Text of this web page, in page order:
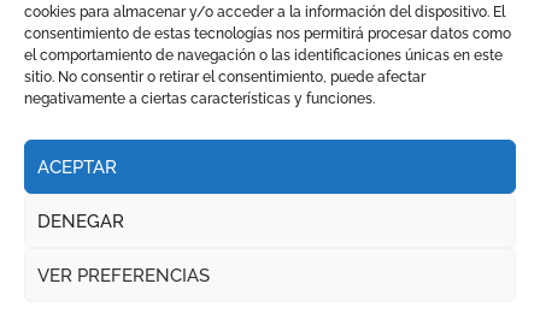
cookies para almacenar y/o acceder a la información del dispositivo. El
consentimiento de estas tecnologías nos permitirá procesar datos como
el comportamiento de navegación o las identificaciones únicas en este
sitio. No consentir o retirar el consentimiento, puede afectar
negativamente a ciertas características y funciones.
ACEPTAR
DENEGAR
VER PREFERENCIAS
Copyright © Todos los derechos reservados